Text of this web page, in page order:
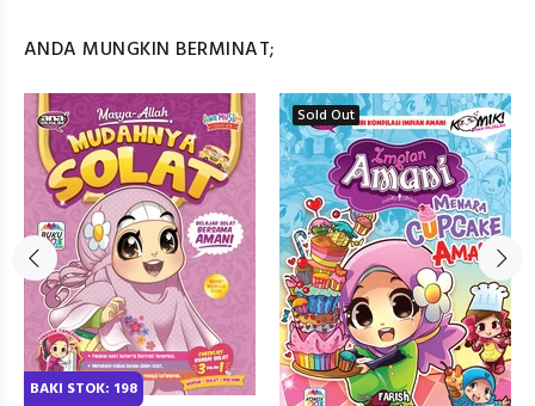
ANDA MUNGKIN BERMINAT;
BAKI STOK: 198
Sold Out